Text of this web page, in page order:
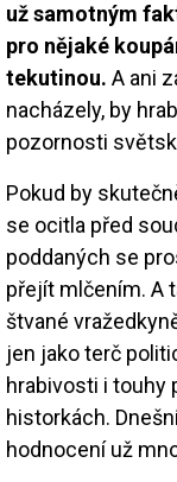
už samotným
pro nějaké
tekutinou. A ani
nacházely, by
pozornosti
Pokud by
se ocitla před
poddaných se
přejít mlčením. A
štvané
jen jako terč
hrabivosti i touhy
historkách.
hodnocení už